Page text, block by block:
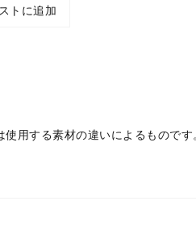
トに追加
用する素材の違いによるものです